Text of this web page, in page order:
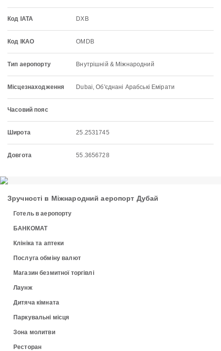
Код IATA DXB
Код ІКАО OMDB
Тип аеропорту Внутрішній & Міжнародний
Місцезнаходження Dubai, Об'єднані Арабські Емірати
Часовий пояс
Широта 25.2531745
Довгота 55.3656728
Зручності в Міжнародний аеропорт Дубай
Готель в аеропорту
БАНКОМАТ
Клініка та аптеки
Послуга обміну валют
Магазин безмитної торгівлі
Лаунж
Дитяча кімната
Паркувальні місця
Зона молитви
Ресторан